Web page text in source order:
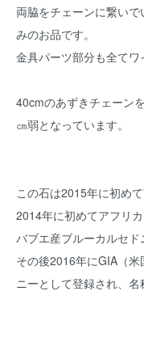
両脇をチェーンに繋い
みのお品です。
金具パーツ部分も全てワ
40cmのあずきチェーン
㎝弱となっています。
この石は2015年に初め
2014年に初めてアフリ
バブエ産ブルーカルセド
その後2016年にGIA（
ニーとして登録され、名